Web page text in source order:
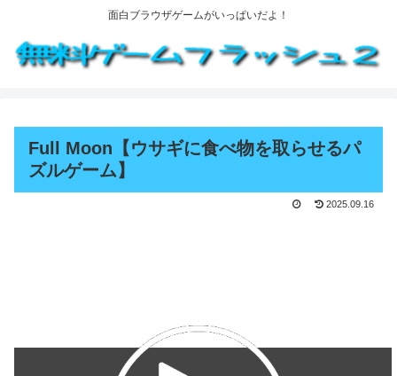
面白ブラウザゲームがいっぱいだよ！
Full Moon【ウサギに食べ物を取らせるパ
ズルゲーム】
2025.09.16